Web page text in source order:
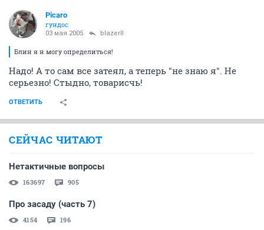
Picaro
гундос
03 мая 2005 blazerII
Блин я н могу определиться!
Надо! А то сам все затеял, а теперь "не знаю я". Не
серьезно! Стыдно, товарисчь!
ОТВЕТИТЬ
СЕЙЧАС ЧИТАЮТ
Нетактичные вопросы
163697 905
Про засаду (часть 7)
4154 196